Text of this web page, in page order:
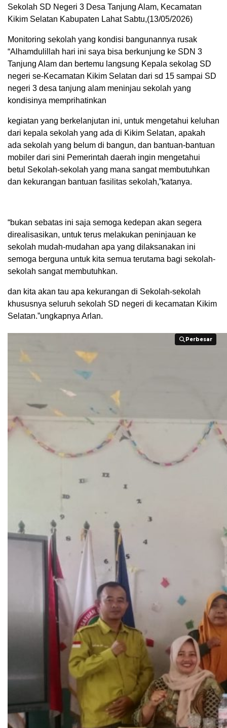
Sekolah SD Negeri 3 Desa Tanjung Alam, Kecamatan
Kikim Selatan Kabupaten Lahat Sabtu,(13/05/2026)
Monitoring sekolah yang kondisi bangunannya rusak
“Alhamdulillah hari ini saya bisa berkunjung ke SDN 3
Tanjung Alam dan bertemu langsung Kepala sekolag SD
negeri se-Kecamatan Kikim Selatan dari sd 15 sampai SD
negeri 3 desa tanjung alam meninjau sekolah yang
kondisinya memprihatinkan
kegiatan yang berkelanjutan ini, untuk mengetahui keluhan
dari kepala sekolah yang ada di Kikim Selatan, apakah
ada sekolah yang belum di bangun, dan bantuan-bantuan
mobiler dari sini Pemerintah daerah ingin mengetahui
betul Sekolah-sekolah yang mana sangat membutuhkan
dan kekurangan bantuan fasilitas sekolah,”katanya.
“bukan sebatas ini saja semoga kedepan akan segera
direalisasikan, untuk terus melakukan peninjauan ke
sekolah mudah-mudahan apa yang dilaksanakan ini
semoga berguna untuk kita semua terutama bagi sekolah-
sekolah sangat membutuhkan.
dan kita akan tau apa kekurangan di Sekolah-sekolah
khususnya seluruh sekolah SD negeri di kecamatan Kikim
Selatan.”ungkapnya Arlan.
Perbesar
Perbesar